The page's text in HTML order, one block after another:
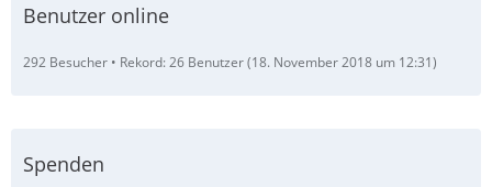
Benutzer online
292 Besucher Rekord: 26 Benutzer (18. November 2018 um 12:31)
Spenden